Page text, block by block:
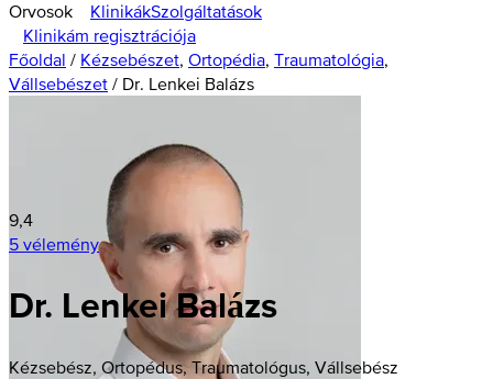
Orvosok KlinikákSzolgáltatások
Klinikám regisztrációja
Főoldal / Kézsebészet, Ortopédia, Traumatológia,
Vállsebészet / Dr. Lenkei Balázs
9,4
5 vélemény
Dr. Lenkei Balázs
Kézsebész, Ortopédus, Traumatológus, Vállsebész